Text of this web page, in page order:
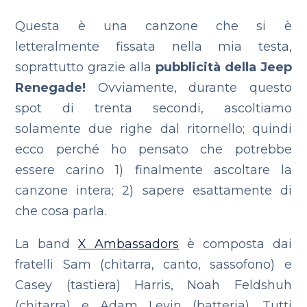
Questa è una canzone che si è
letteralmente fissata nella mia testa,
soprattutto grazie alla pubblicità della Jeep
Renegade! Ovviamente, durante questo
spot di trenta secondi, ascoltiamo
solamente due righe dal ritornello; quindi
ecco perché ho pensato che potrebbe
essere carino 1) finalmente ascoltare la
canzone intera; 2) sapere esattamente di
che cosa parla.
La bandX Ambassadors è composta dai
fratelli Sam (chitarra, canto, sassofono) e
Casey (tastiera) Harris, Noah Feldshuh